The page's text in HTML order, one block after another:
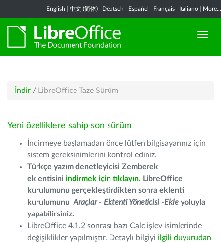
English 中文 (简体) Deutsch Español Français Italiano More...
İndir / LibreOffice Taze Sürüm
Yeni özelliklere sahip son sürüm
İndirmeye başlamadan önce lütfen bilgisayarınız için
sistem gereksinimlerini kontrol ediniz.
Türkçe yazım denetleyicisi Zemberek
eklentisini indirmek için tıklayın. LibreOffice
kurulumunu gerçekleştirdikten sonra eklenti
kurulumunu Araçlar - Ektenti Yöneticisi -Ekle yoluyla
yapabilirsiniz.
LibreOffice 4.1.2 sonrası bazı Calc işlev isimlerinde
değişiklikler yapılmıştır. Detaylı bilgiyi ilgili duyurudan